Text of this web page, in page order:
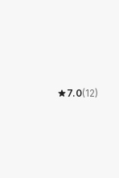
7.0(12)